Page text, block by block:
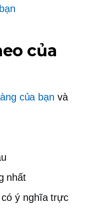
của
của bạn và
nhất
ý nghĩa trực